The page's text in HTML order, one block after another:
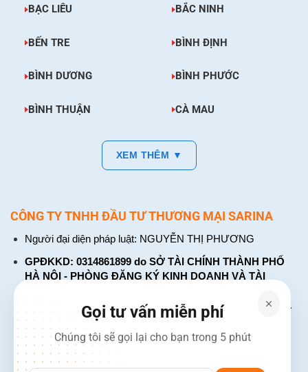
BẠC LIÊU BẮC NINH
BẾN TRE BÌNH ĐỊNH
BÌNH DƯƠNG BÌNH PHƯỚC
BÌNH THUẬN CÀ MAU
XEM THÊM ▼
CÔNG TY TNHH ĐẦU TƯ THƯƠNG MẠI SARINA
Người đại diện pháp luật: NGUYỄN THỊ PHƯƠNG
GPĐKKD: 0314861899 do SỞ TÀI CHÍNH THÀNH PHỐ
HÀ NỘI - PHÒNG ĐĂNG KÝ KINH DOANH VÀ TÀI
tháng 01 năm 2018. Đăng ký thay đổi lần thứ: 4, ngày 31
tháng 03 năm 2026
226 Đường Láng, Đống Đa, Hà Nội
137 Đường Hòa Hưng, Phường 12, Quận 10, TP. Hồ Chí
Gọi tư vấn miễn phí
Chúng tôi sẽ gọi lại cho bạn trong 5 phút